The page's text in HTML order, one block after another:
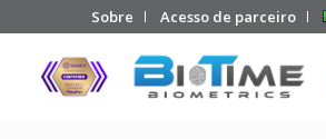
Sobre Acesso de parceiro